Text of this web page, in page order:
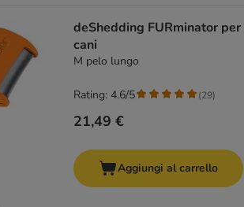
deShedding FURminator per
cani
M pelo lungo
21,49 €
Rating: 4.6/5 (29)
Aggiungi al carrello